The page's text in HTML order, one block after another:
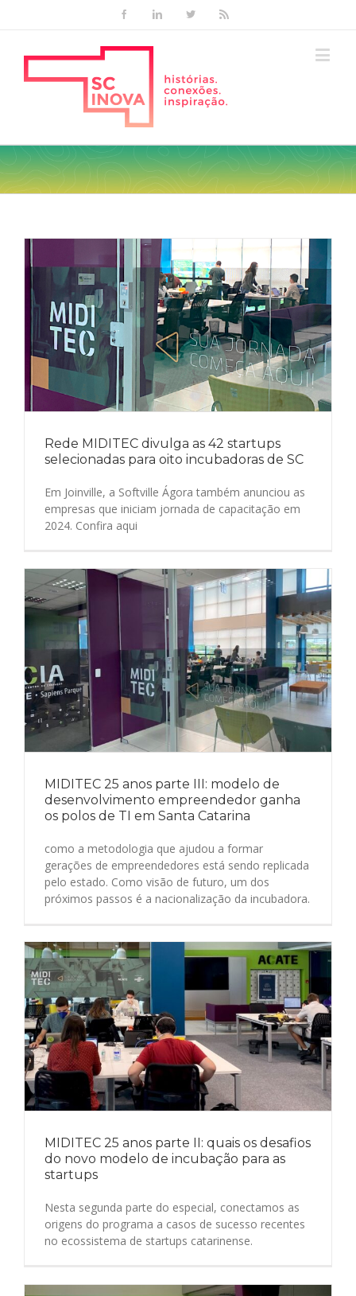
FacebookLinkedinTwitter
Rede MIDITEC divulga as 42 startups
selecionadas para oito incubadoras de SC
Em Joinville, a Softville Ágora também anunciou as
empresas que iniciam jornada de capacitação em
2024. Confira aqui
MIDITEC 25 anos parte III: modelo de
desenvolvimento empreendedor ganha
os polos de TI em Santa Catarina
como a metodologia que ajudou a formar
gerações de empreendedores está sendo replicada
pelo estado. Como visão de futuro, um dos
próximos passos é a nacionalização da incubadora.
MIDITEC 25 anos parte II: quais os desafios
do novo modelo de incubação para as
startups
Nesta segunda parte do especial, conectamos as
origens do programa a casos de sucesso recentes
no ecossistema de startups catarinense.